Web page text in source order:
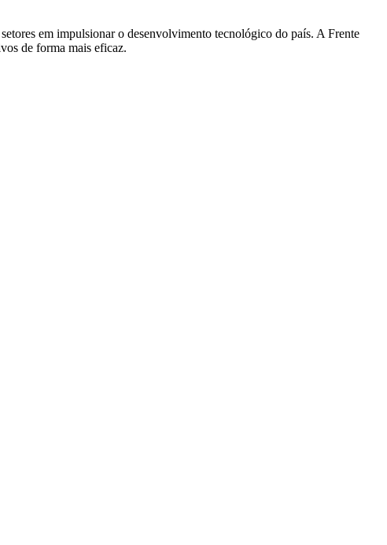
em impulsionar o desenvolvimento tecnológico do país. A Frente
de forma mais eficaz.